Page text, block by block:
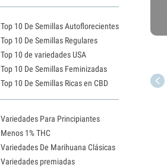
Top 10 De Semillas Autoflorecientes
Top 10 De Semillas Regulares
Top 10 de variedades USA
Top 10 De Semillas Feminizadas
Top 10 De Semillas Ricas en CBD
Variedades Para Principiantes
Menos 1% THC
Variedades De Marihuana Clásicas
Variedades premiadas